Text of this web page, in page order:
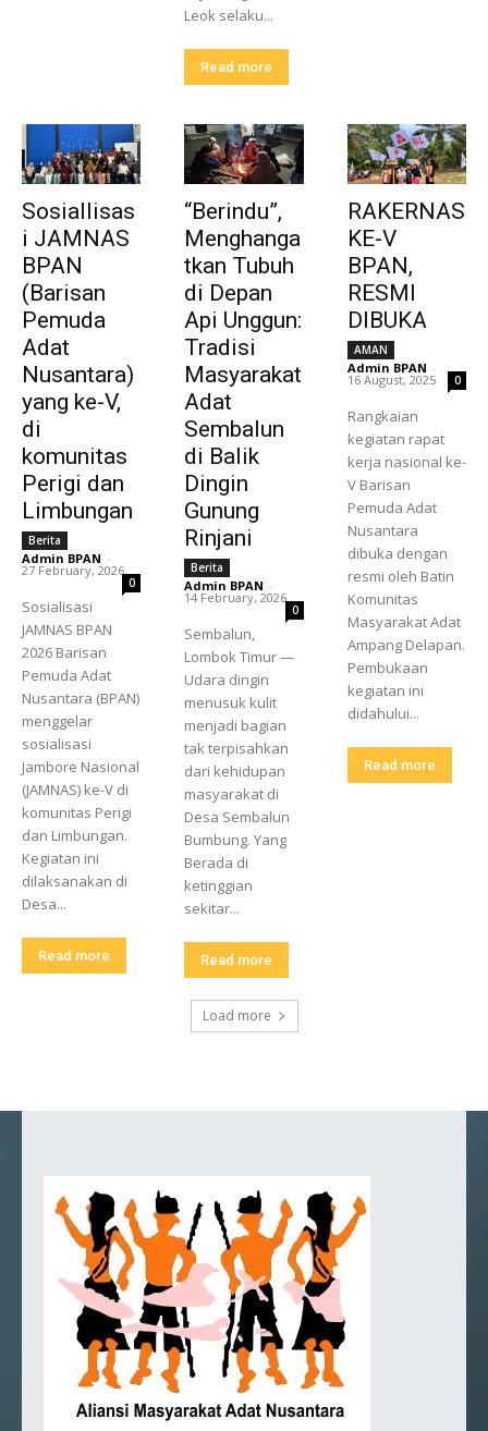
Leok selaku...
Read more
Sosiallisas
i JAMNAS
BPAN
(Barisan
Pemuda
Adat
Nusantara)
yang ke-V,
di
komunitas
Perigi dan
Limbungan
Berita
Admin BPAN -
27 February, 2026
0
Sosialisasi
JAMNAS BPAN
2026 Barisan
Pemuda Adat
Nusantara (BPAN)
menggelar
sosialisasi
Jambore Nasional
(JAMNAS) ke-V di
komunitas Perigi
dan Limbungan.
Kegiatan ini
dilaksanakan di
Desa...
Read more
“Berindu”,
Menghanga
tkan Tubuh
di Depan
Api Unggun:
Tradisi
Masyarakat
Adat
Sembalun
di Balik
Dingin
Gunung
Rinjani
Berita
Admin BPAN -
14 February, 2026
0
Sembalun,
Lombok Timur —
Udara dingin
menusuk kulit
menjadi bagian
tak terpisahkan
dari kehidupan
masyarakat di
Desa Sembalun
Bumbung. Yang
Berada di
ketinggian
sekitar...
Read more
RAKERNAS
KE-V
BPAN,
RESMI
DIBUKA
AMAN
Admin BPAN -
16 August, 2025 0
Rangkaian
kegiatan rapat
kerja nasional ke-
V Barisan
Pemuda Adat
Nusantara
dibuka dengan
resmi oleh Batin
Komunitas
Masyarakat Adat
Ampang Delapan.
Pembukaan
kegiatan ini
didahului...
Read more
Load more